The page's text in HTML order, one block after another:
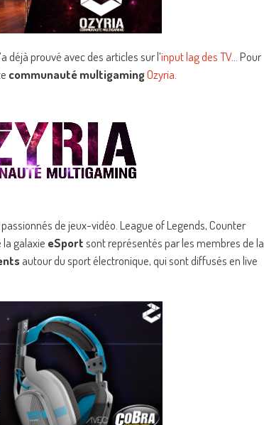
déjà prouvé avec des articles sur l’input lag des TV… Pour
communauté multigamingOzyria
de jeux-vidéo. League of Legends, Counter
la galaxie eSportsont représentés par les membres de la
autour du sport électronique, qui sont diffusés en live